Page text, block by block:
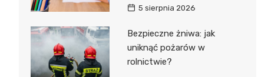
5 sierpnia 2026
Bezpieczne żniwa: jak
uniknąć pożarów w
rolnictwie?